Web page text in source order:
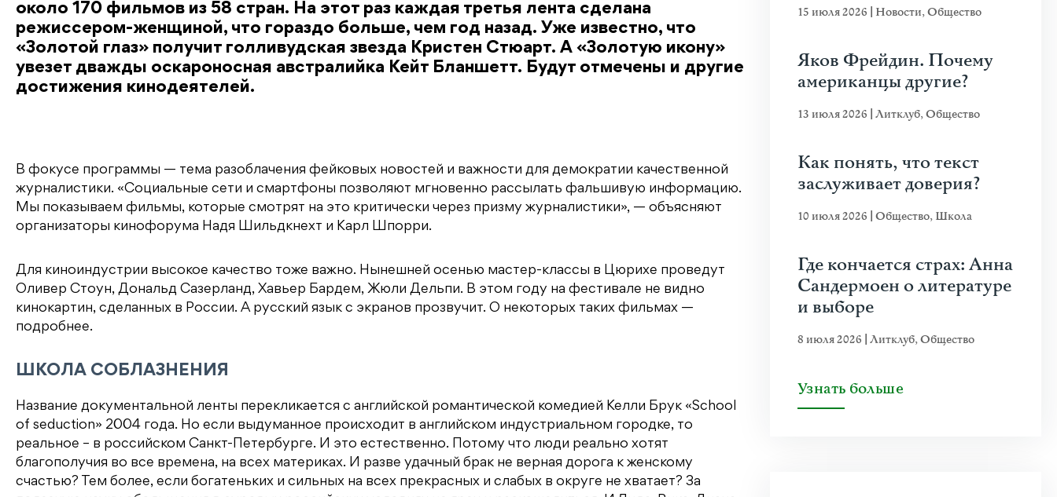
около 170 фильмов из 58 стран. На этот раз каждая третья лента сделана
режиссером-женщиной, что гораздо больше, чем год назад. Уже известно, что
«Золотой глаз» получит голливудская звезда Кристен Стюарт. А «Золотую икону»
увезет дважды оскароносная австралийка Кейт Бланшетт. Будут отмечены и другие
достижения кинодеятелей.
В фокусе программы — тема разоблачения фейковых новостей и важности для демократии качественной
журналистики. «Социальные сети и смартфоны позволяют мгновенно рассылать фальшивую информацию.
Мы показываем фильмы, которые смотрят на это критически через призму журналистики», — объясняют
организаторы кинофорума Надя Шильдкнехт и Карл Шпорри.
Для киноиндустрии высокое качество тоже важно. Нынешней осенью мастер-классы в Цюрихе проведут
Оливер Стоун, Дональд Сазерланд, Хавьер Бардем, Жюли Дельпи. В этом году на фестивале не видно
кинокартин, сделанных в России. А русский язык с экранов прозвучит. О некоторых таких фильмах —
подробнее.
ШКОЛА СОБЛАЗНЕНИЯ
Название документальной ленты перекликается с английской романтической комедией Келли Брук «School
of seduction» 2004 года. Но если выдуманное происходит в английском индустриальном городке, то
реальное – в российском Санкт-Петербурге. И это естественно. Потому что люди реально хотят
благополучия во все времена, на всех материках. И разве удачный брак не верная дорога к женскому
счастью? Тем более, если богатеньких и сильных на всех прекрасных и слабых в округе не хватает? За
15 июля 2026 Новости,Общество
Яков Фрейдин. Почему
американцы другие?
13 июля 2026 Литклуб,Общество
Как понять, что текст
заслуживает доверия?
10 июля 2026 Общество, Школа
Где кончается страх: Анна
Сандермоен о литературе
и выборе
8 июля 2026 Литклуб,Общество
Узнать больше